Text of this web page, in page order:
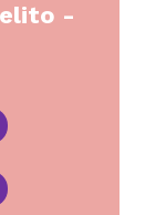
-